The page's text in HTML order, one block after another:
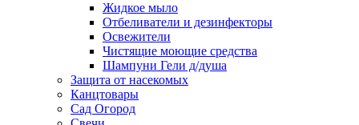
Жидкое мыло
Отбеливатели и дезинфекторы
Освежители
Чистящие моющие средства
Шампуни Гели д/душа
Защита от насекомых
Канцтовары
Сад Огород